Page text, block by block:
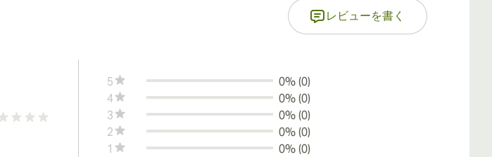
レビューを書く
5
0% (0)
4
0% (0)
3
0% (0)
2
0% (0)
1
0% (0)